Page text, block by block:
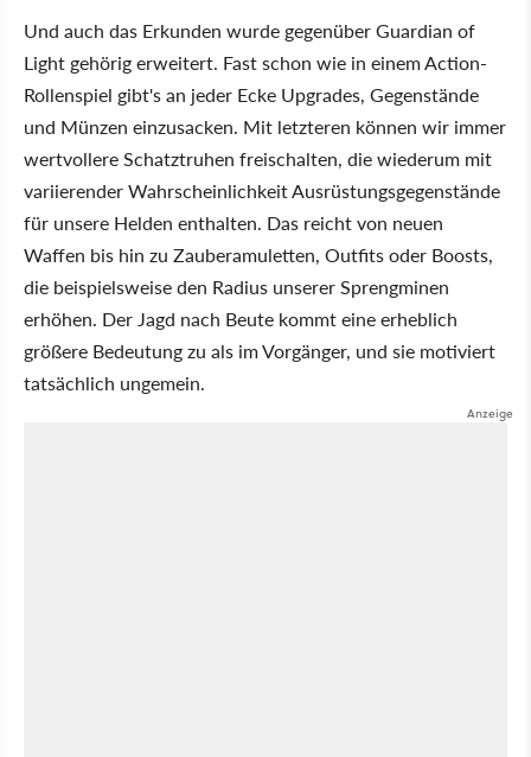
Und auch das Erkunden wurde gegenüber Guardian of
Light gehörig erweitert. Fast schon wie in einem Action-
Rollenspiel gibt's an jeder Ecke Upgrades, Gegenstände
und Münzen einzusacken. Mit letzteren können wir immer
wertvollere Schatztruhen freischalten, die wiederum mit
variierender Wahrscheinlichkeit Ausrüstungsgegenstände
für unsere Helden enthalten. Das reicht von neuen
Waffen bis hin zu Zauberamuletten, Outfits oder Boosts,
die beispielsweise den Radius unserer Sprengminen
erhöhen. Der Jagd nach Beute kommt eine erheblich
größere Bedeutung zu als im Vorgänger, und sie motiviert
tatsächlich ungemein.